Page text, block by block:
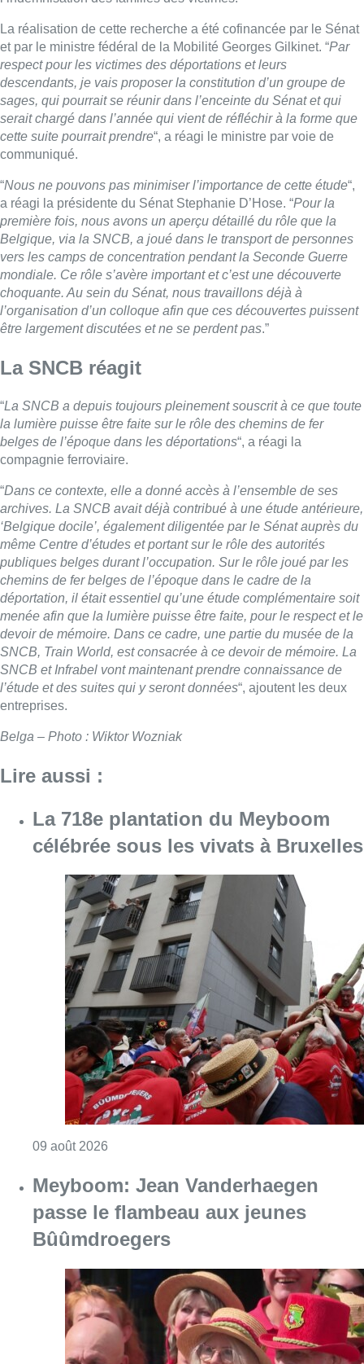
La réalisation de cette recherche a été cofinancée par le Sénat
et par le ministre fédéral de la Mobilité Georges Gilkinet. “Par
respect pour les victimes des déportations et leurs
descendants, je vais proposer la constitution d’un groupe de
sages, qui pourrait se réunir dans l’enceinte du Sénat et qui
serait chargé dans l’année qui vient de réfléchir à la forme que
cette suite pourrait prendre“, a réagi le ministre par voie de
communiqué.
“Nous ne pouvons pas minimiser l’importance de cette étude“,
a réagi la présidente du Sénat Stephanie D’Hose. “Pour la
première fois, nous avons un aperçu détaillé du rôle que la
Belgique, via la SNCB, a joué dans le transport de personnes
vers les camps de concentration pendant la Seconde Guerre
mondiale. Ce rôle s’avère important et c’est une découverte
choquante. Au sein du Sénat, nous travaillons déjà à
l’organisation d’un colloque afin que ces découvertes puissent
être largement discutées et ne se perdent pas.”
La SNCB réagit
“La SNCB a depuis toujours pleinement souscrit à ce que toute
la lumière puisse être faite sur le rôle des chemins de fer
belges de l’époque dans les déportations“, a réagi la
compagnie ferroviaire.
“Dans ce contexte, elle a donné accès à l’ensemble de ses
archives. La SNCB avait déjà contribué à une étude antérieure,
‘Belgique docile’, également diligentée par le Sénat auprès du
même Centre d’études et portant sur le rôle des autorités
publiques belges durant l’occupation. Sur le rôle joué par les
chemins de fer belges de l’époque dans le cadre de la
déportation, il était essentiel qu’une étude complémentaire soit
menée afin que la lumière puisse être faite, pour le respect et le
devoir de mémoire. Dans ce cadre, une partie du musée de la
SNCB, Train World, est consacrée à ce devoir de mémoire. La
SNCB et Infrabel vont maintenant prendre connaissance de
l’étude et des suites qui y seront données“, ajoutent les deux
entreprises.
Belga – Photo : Wiktor Wozniak
Lire aussi :
La 718e plantation du Meyboom
célébrée sous les vivats à Bruxelles
09 août 2026
Meyboom: Jean Vanderhaegen
passe le flambeau aux jeunes
Bûûmdroegers